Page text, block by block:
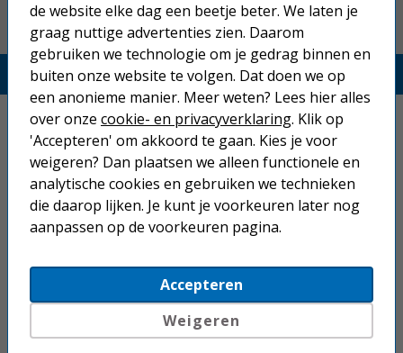
Printerland.nl
Home
Inkjetprinters
Laserprinters
All-in-one printers
Beletteringsystemen
de website elke dag een beetje beter. We laten je
graag nuttige advertenties zien. Daarom
gebruiken we technologie om je gedrag binnen en
buiten onze website te volgen. Dat doen we op
een anonieme manier. Meer weten? Lees hier alles
over onze cookie- en privacyverklaring. Klik op
'Accepteren' om akkoord te gaan. Kies je voor
weigeren? Dan plaatsen we alleen functionele en
analytische cookies en gebruiken we technieken
die daarop lijken. Je kunt je voorkeuren later nog
aanpassen op de voorkeuren pagina.
Accepteren
Weigeren